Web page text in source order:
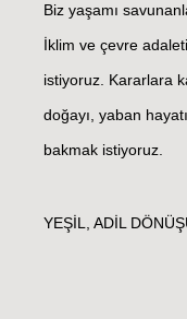
Biz yaşamı
İklim ve çevre
istiyoruz. Kararlara
doğayı, yaban
bakmak istiyoruz.
YEŞİL, ADİL